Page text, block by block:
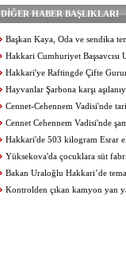
DİĞER HABER BAŞLIKLARI
Başkan Kaya, Oda ve sendika
Hakkari Cumhuriyet Başsavcısı
Hakkari'ye Raftingde Çifte
Hayvanlar Şarbona karşı
Cennet-Cehennem Vadisi'nde
Cennet Cehennem Vadisi'nde
Hakkari'de 503 kilogram Esrar
Yüksekova'da çocuklara süt
Bakan Uraloğlu Hakkari’de
Kontrolden çıkan kamyon yan